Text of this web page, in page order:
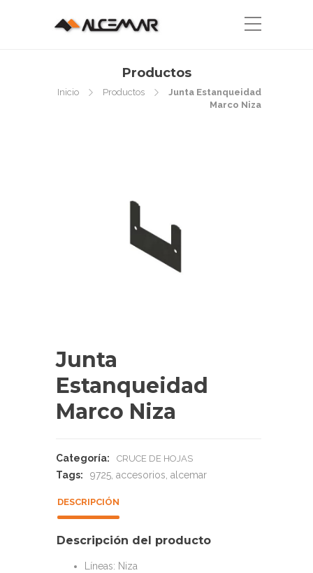
Productos
Inicio Productos
Junta Estanqueidad
Marco Niza
Junta
Estanqueidad
Marco Niza
Categoría: CRUCE DE HOJAS
Tags: 9725 accesorios alcemar
DESCRIPCIÓN
Descripción del producto
Líneas: Niza